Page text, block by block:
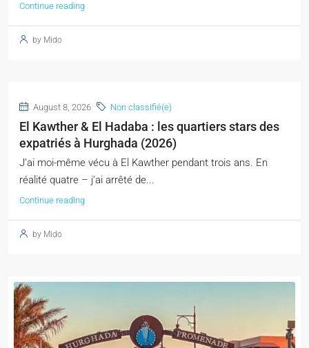
Continue reading
by Mido
August 8, 2026 Non classifié(e)
El Kawther & El Hadaba : les quartiers stars des
expatriés à Hurghada (2026)
J’ai moi-même vécu à El Kawther pendant trois ans. En
réalité quatre – j’ai arrêté de...
Continue reading
by Mido